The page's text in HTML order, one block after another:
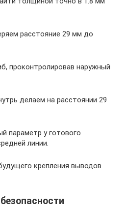
расстояние 29 мм до
проконтролировав наружный
делаем на расстоянии 29
параметр у готового
линии.
крепления выводов